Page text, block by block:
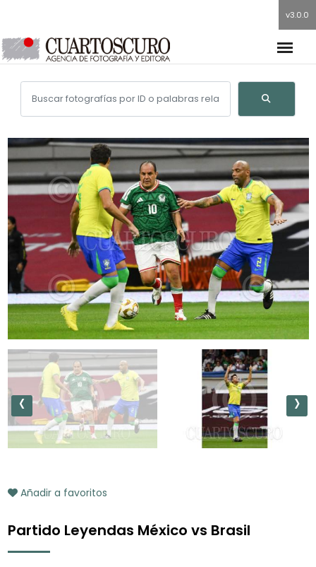
v3.0.0
‹ ›
Añadir a favoritos
Partido Leyendas México vs Brasil